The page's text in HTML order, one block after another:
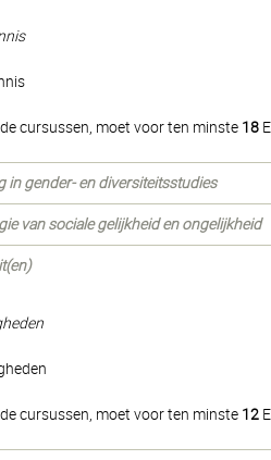
cursussen, moet voor ten minste 18
in gender- en diversiteitsstudies
van sociale gelijkheid en ongelijkheid
cursussen, moet voor ten minste 12